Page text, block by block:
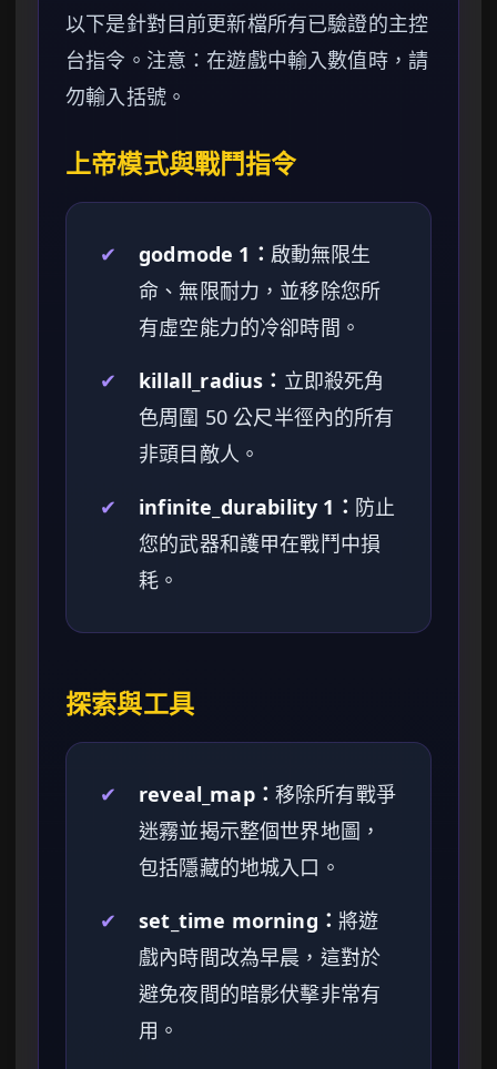
以下是針對目前更新檔所有已驗證的主控
台指令。注意：在遊戲中輸入數值時，請
勿輸入括號。
上帝模式與戰鬥指令
✔ godmode 1： 啟動無限生
命、無限耐力，並移除您所
有虛空能力的冷卻時間。
✔
killall_radius： 立即殺死角
色周圍 50 公尺半徑內的所有
非頭目敵人。
✔
infinite_durability 1： 防止
您的武器和護甲在戰鬥中損
耗。
探索與工具
✔ reveal_map： 移除所有戰爭
迷霧並揭示整個世界地圖，
包括隱藏的地城入口。
✔
set_time morning： 將遊
戲內時間改為早晨，這對於
避免夜間的暗影伏擊非常有
用。